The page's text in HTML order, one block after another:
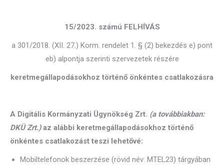
15/2023. számú FELHÍVÁS
a 301/2018. (XII. 27.) Korm. rendelet 1. § (2) bekezdés e) pont
eb) alpontja szerinti szervezetek részére
keretmegállapodásokhoz történő önkéntes csatlakozásra
A Digitális Kormányzati Ügynökség Zrt. (a továbbiakban:
DKÜ Zrt.)az alábbi keretmegállapodásokhoz történő
önkéntes csatlakozást teszi lehetővé:
Mobiltelefonok beszerzése (rövid név: MTEL23) tárgyában